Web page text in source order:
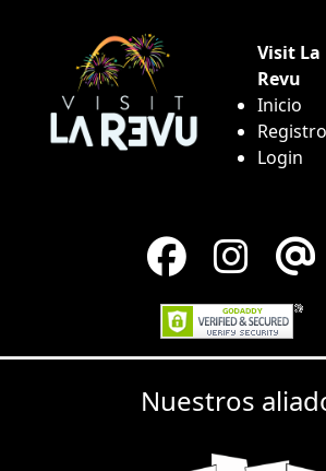
Visit La
Revu
Inicio
Registro
Login
Nuestros